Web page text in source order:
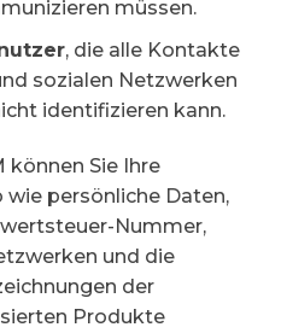
müssen.
, die alle Kontakte
sozialen Netzwerken
identifizieren kann.
können Sie Ihre
persönliche Daten,
Nummer,
und die
der
Produkte